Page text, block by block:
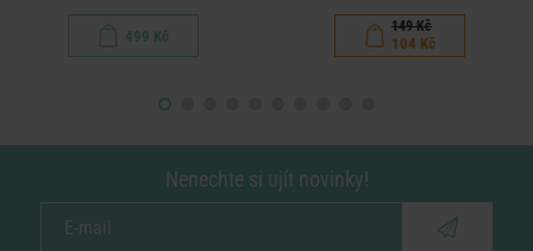
499 Kč
149 Kč
104 Kč
Nenechte si ujít novinky!